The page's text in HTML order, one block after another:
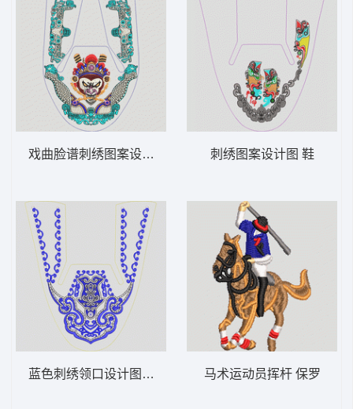
戏曲脸谱刺绣图案设计 鞋孙悟空
蓝色刺绣领口设计图 鞋
刺绣图案设计图 鞋
马术运动员挥杆 保罗